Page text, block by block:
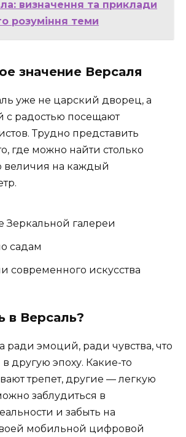
визначення та приклади
розуміння теми
значение Версаля
уже не царский дворец, а
с радостью посещают
Трудно представить
где можно найти столько
величия на каждый
Зеркальной галереи
садам
современного искусства
в Версаль?
ради эмоций, ради чувства, что
другую эпоху. Какие-то
трепет, другие — легкую
заблудиться в
и забыть на
мобильной цифровой